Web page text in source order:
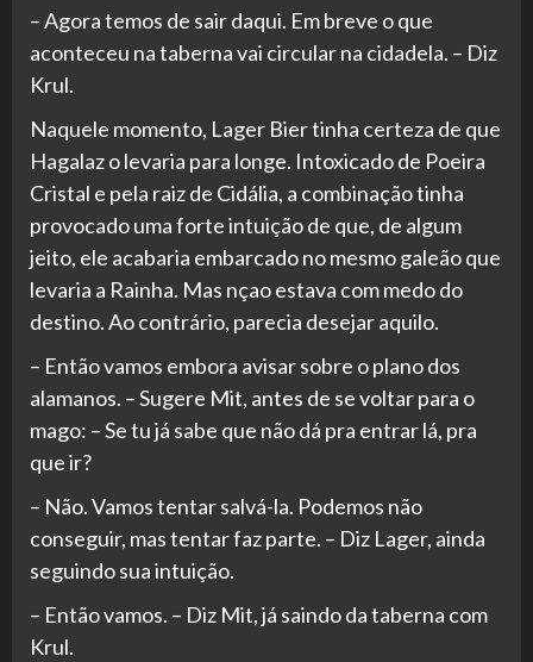
– Agora temos de sair daqui. Em breve o que
aconteceu na taberna vai circular na cidadela. – Diz
Krul.
Naquele momento, Lager Bier tinha certeza de que
Hagalaz o levaria para longe. Intoxicado de Poeira
Cristal e pela raiz de Cidália, a combinação tinha
provocado uma forte intuição de que, de algum
jeito, ele acabaria embarcado no mesmo galeão que
levaria a Rainha. Mas nçao estava com medo do
destino. Ao contrário, parecia desejar aquilo.
– Então vamos embora avisar sobre o plano dos
alamanos. – Sugere Mit, antes de se voltar para o
mago: – Se tu já sabe que não dá pra entrar lá, pra
que ir?
– Não. Vamos tentar salvá-la. Podemos não
conseguir, mas tentar faz parte. – Diz Lager, ainda
seguindo sua intuição.
– Então vamos. – Diz Mit, já saindo da taberna com
Krul.